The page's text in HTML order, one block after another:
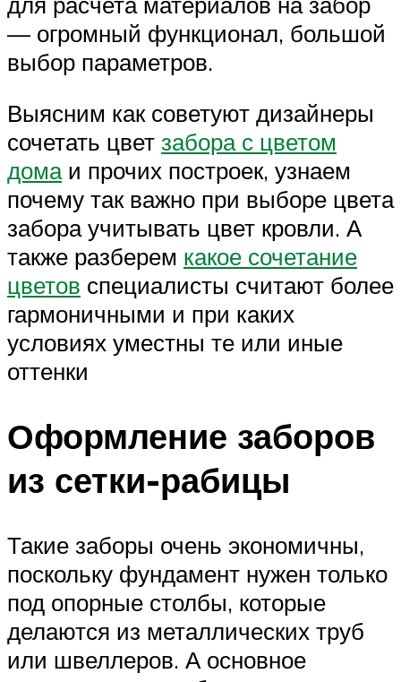
— огромный функционал, большой
выбор параметров.
Выясним как советуют дизайнеры
сочетать цвет забора с цветом
домаи прочих построек, узнаем
почему так важно при выборе цвета
забора учитывать цвет кровли. А
также разберем какое сочетание
цветов специалисты считают более
гармоничными и при каких
условиях уместны те или иные
оттенки
Оформление заборов
из сетки-рабицы
Такие заборы очень экономичны,
поскольку фундамент нужен только
под опорные столбы, которые
делаются из металлических труб
или швеллеров. А основное